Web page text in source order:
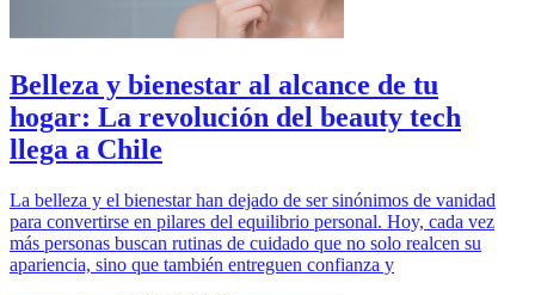
Belleza y bienestar al alcance de tu
hogar: La revolución del beauty tech
llega a Chile
La belleza y el bienestar han dejado de ser sinónimos de vanidad
para convertirse en pilares del equilibrio personal. Hoy, cada vez
más personas buscan rutinas de cuidado que no solo realcen su
apariencia, sino que también entreguen confianza y